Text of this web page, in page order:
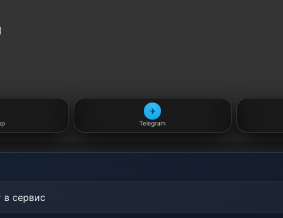
✈️
Telegram
сервис